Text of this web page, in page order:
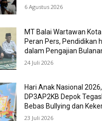
6 Agustus 2026
MT Balai Wartawan
Peran Pers, Pendidikan
dalam Pengajian
24 Juli 2026
Hari Anak Nasional
DP3AP2KB Depok
Bebas Bullying dan
23 Juli 2026